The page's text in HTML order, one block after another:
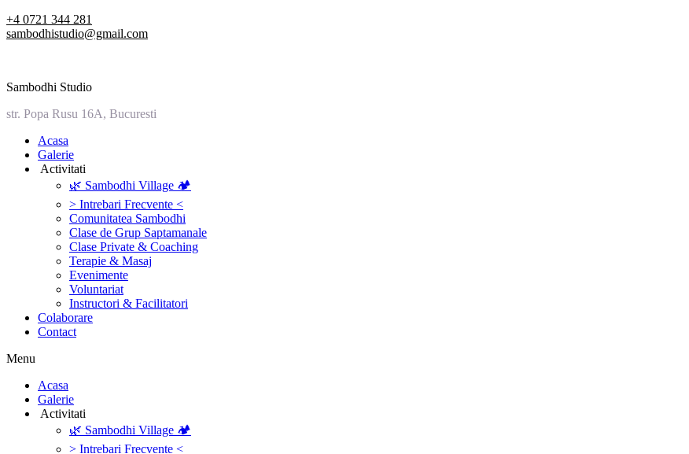
Skip
to
+4 0721 344 281
sambodhistudio@gmail.com
Sambodhi Studio
str. Popa Rusu 16A, Bucuresti
‎Acasa
Galerie
‎ ‎Activitati‎
🌿 Sambodhi Village 🏕️
> Intrebari Frecvente <
Comunitatea Sambodhi
Clase de Grup Saptamanale
Clase Private & Coaching
Terapie & Masaj
‎Evenimente
Voluntariat
‏‏‎Instructori & Facilitatori
Colaborare
Contact
Menu
‎Acasa
Galerie
‎ ‎Activitati‎
🌿 Sambodhi Village 🏕️
> Intrebari Frecvente <